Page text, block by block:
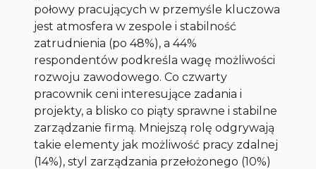
połowy pracujących w przemyśle kluczowa
jest atmosfera w zespole i stabilność
zatrudnienia (po 48%), a 44%
respondentów podkreśla wagę możliwości
rozwoju zawodowego. Co czwarty
pracownik ceni interesujące zadania i
projekty, a blisko co piąty sprawne i stabilne
zarządzanie firmą. Mniejszą rolę odgrywają
takie elementy jak możliwość pracy zdalnej
(14%), styl zarządzania przełożonego (10%)